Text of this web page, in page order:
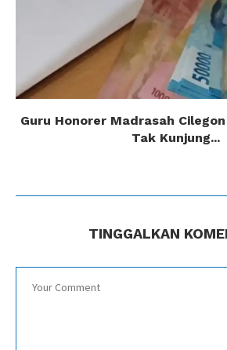
Guru Honorer Madrasah
Tak Kunjung...
TINGGALKAN